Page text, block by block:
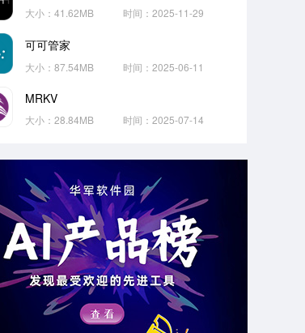
大小：41.62MB 时间：2025-11-29
可可管家
大小：87.54MB 时间：2025-06-11
MRKV
大小：28.84MB 时间：2025-07-14